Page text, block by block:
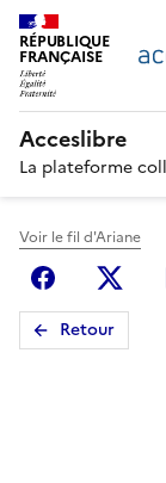
RÉPUBLIQUE
FRANÇAISE
Acceslibre
La plateforme
Voir le fil d'Ariane
FacebookX
Retour